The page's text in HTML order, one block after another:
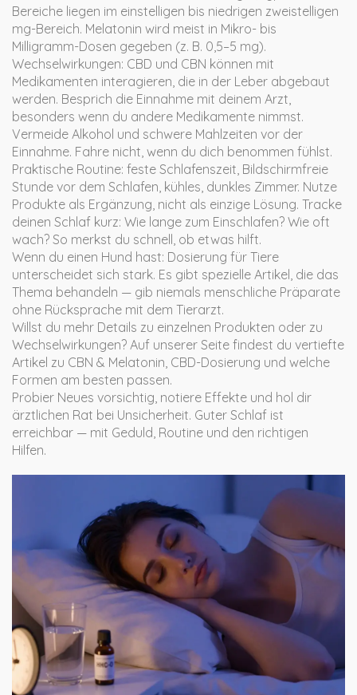
Bereiche liegen im einstelligen bis niedrigen zweistelligen
mg-Bereich. Melatonin wird meist in Mikro- bis
Milligramm-Dosen gegeben (z. B. 0,5–5 mg).
Wechselwirkungen: CBD und CBN können mit
Medikamenten interagieren, die in der Leber abgebaut
werden. Besprich die Einnahme mit deinem Arzt,
besonders wenn du andere Medikamente nimmst.
Vermeide Alkohol und schwere Mahlzeiten vor der
Einnahme. Fahre nicht, wenn du dich benommen fühlst.
Praktische Routine: feste Schlafenszeit, Bildschirmfreie
Stunde vor dem Schlafen, kühles, dunkles Zimmer. Nutze
Produkte als Ergänzung, nicht als einzige Lösung. Tracke
deinen Schlaf kurz: Wie lange zum Einschlafen? Wie oft
wach? So merkst du schnell, ob etwas hilft.
Wenn du einen Hund hast: Dosierung für Tiere
unterscheidet sich stark. Es gibt spezielle Artikel, die das
Thema behandeln — gib niemals menschliche Präparate
ohne Rücksprache mit dem Tierarzt.
Willst du mehr Details zu einzelnen Produkten oder zu
Wechselwirkungen? Auf unserer Seite findest du vertiefte
Artikel zu CBN & Melatonin, CBD-Dosierung und welche
Formen am besten passen.
Probier Neues vorsichtig, notiere Effekte und hol dir
ärztlichen Rat bei Unsicherheit. Guter Schlaf ist
erreichbar — mit Geduld, Routine und den richtigen
Hilfen.